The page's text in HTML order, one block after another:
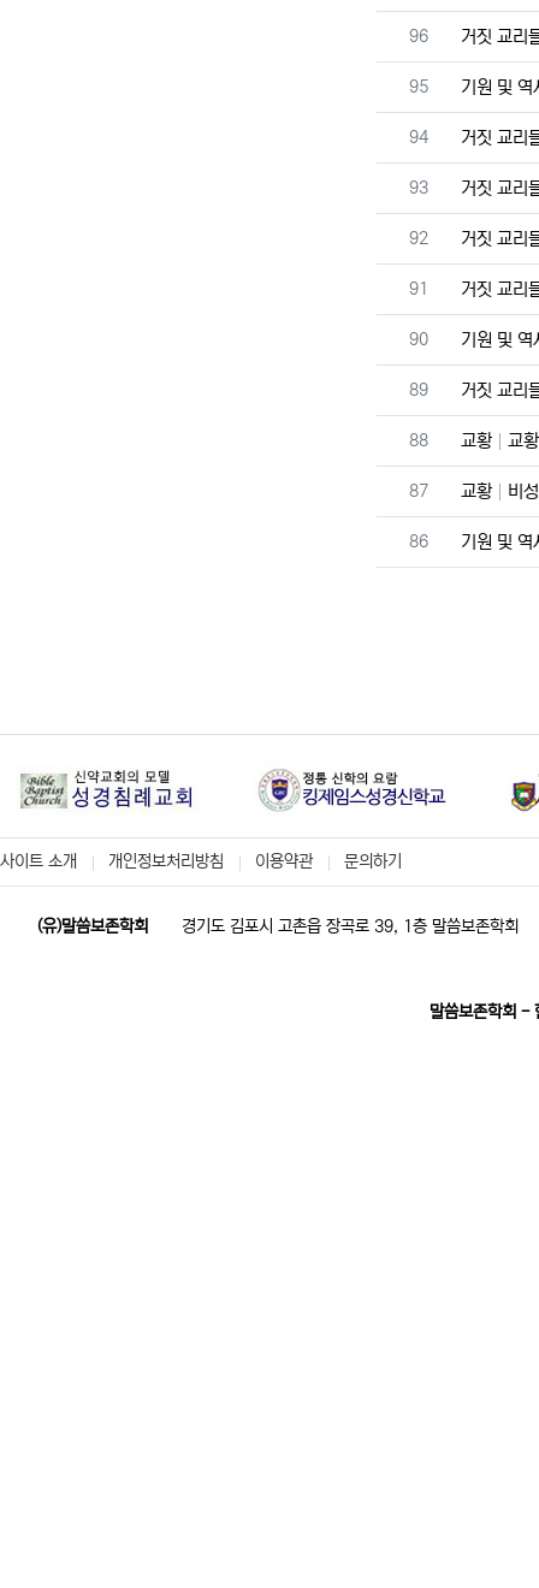
번호
96 거짓 교리
번호
95 기원 및
번호
94 거짓 교리
번호
93 거짓 교리
번호
92 거짓 교리
번호
91 거짓 교리
번호
90 기원 및
번호
89 거짓 교리
번호
88 교황 교
번호
87 교황 비
번호
86 기원 및
사이트 소개 개인정보처리방침 이용약관 문의하기
(유)말씀보존학회 경기도 김포시 고촌읍 장곡로 39, 1층 말씀보존학회
말씀보존학회 -